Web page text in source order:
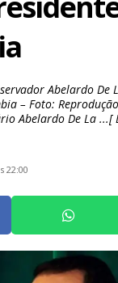
Abelardo De
– Foto:
Abelardo De La ...[
22:00